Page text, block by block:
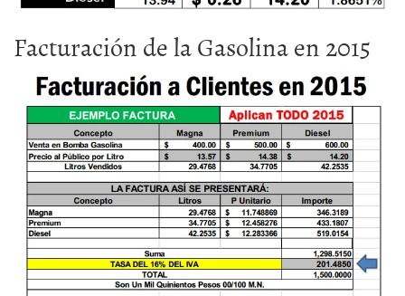
Facturación de la Gasolina en 2015